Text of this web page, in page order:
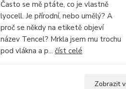
Často se mě ptáte, co je vlastně
lyocell. Je přírodní, nebo umělý? A
proč se někdy na etiketě objeví
název Tencel? Mrkla jsem mu trochu
pod vlákna a p... číst celé
Zobrazit